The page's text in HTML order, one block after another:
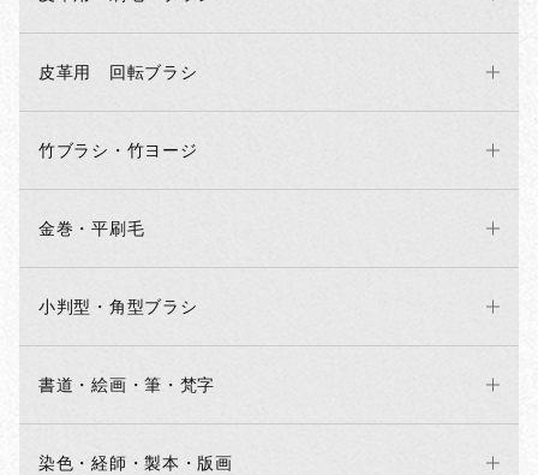
皮革用 回転ブラシ
竹ブラシ・竹ヨージ
金巻・平刷毛
小判型・角型ブラシ
書道・絵画・筆・梵字
染色・経師・製本・版画